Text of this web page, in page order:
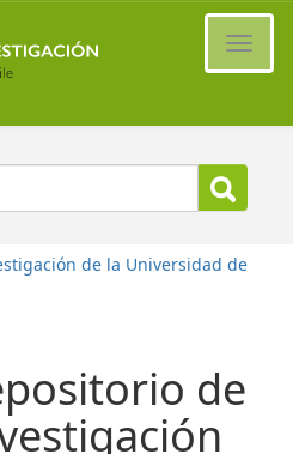
de la Universidad de
de